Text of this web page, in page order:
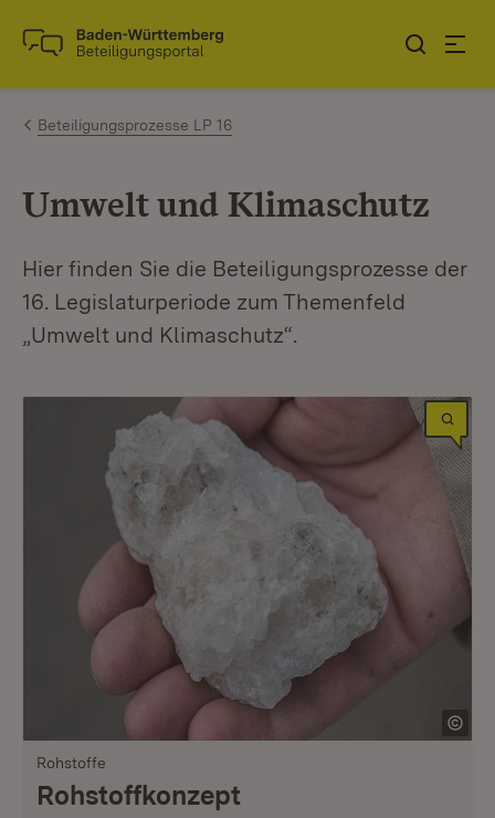
Zum Inhalt springen
Link zur Startseite
Beteiligungsprozesse LP 16
Umwelt und Klimaschutz
Hier finden Sie die Beteiligungsprozesse der
16. Legislaturperiode zum Themenfeld
„Umwelt und Klimaschutz“.
Rohstoffe
Rohstoffkonzept